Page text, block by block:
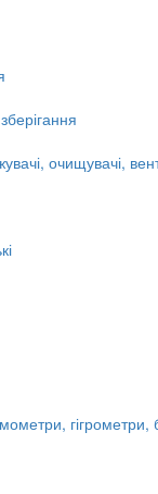
очищувачі,